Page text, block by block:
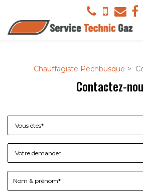
Chauffagiste Pechbusque
Contactez-
Panneau de gestion des cookies